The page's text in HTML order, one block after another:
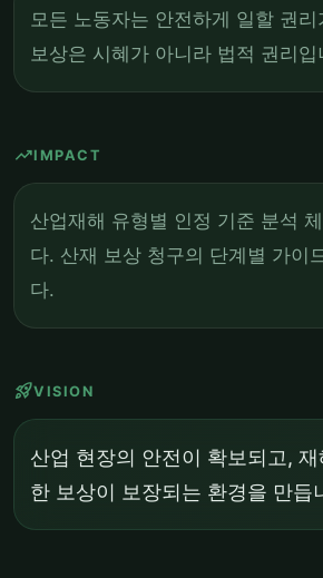
모든 노동자는 안전하게 일할 권리
보상은 시혜가 아니라 법적 권리입
trending_upIMPACT
산업재해 유형별 인정 기준 분석
다. 산재 보상 청구의 단계별 가이
다.
rocket_launchVISION
산업 현장의 안전이 확보되고,
한 보상이 보장되는 환경을 만듭